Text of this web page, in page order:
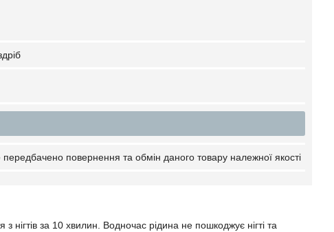
повернення та обмін даного товару належної якості
нігтів за 10 хвилин. Водночас рідина не пошкоджує нігті та